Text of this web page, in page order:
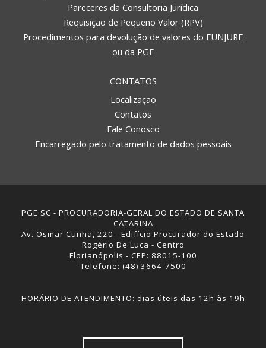
Pareceres da Consultoria Jurídica
Requisição de Pequeno Valor (RPV)
Procedimentos para devolução de valores do FUNJURE
ou da PGE
CONTATOS
Localização
Contatos
Fale Conosco
Encarregado pelo tratamento de dados pessoais
PGE SC - PROCURADORIA-GERAL DO ESTADO DE SANTA
CATARINA
Av. Osmar Cunha, 220 - Edifício Procurador do Estado
Rogério De Luca - Centro
Florianópolis - CEP: 88015-100
Telefone: (48) 3664-7500
HORÁRIO DE ATENDIMENTO: dias úteis das 12h às 19h